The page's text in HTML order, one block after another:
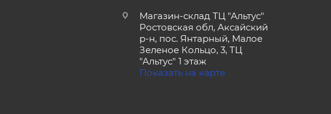
Магазин-склад ТЦ "Альтус"
Ростовская обл, Аксайский
р-н, пос. Янтарный, Малое
Зеленое Кольцо, 3, ТЦ
"Альтус" 1 этаж
Показать на карте